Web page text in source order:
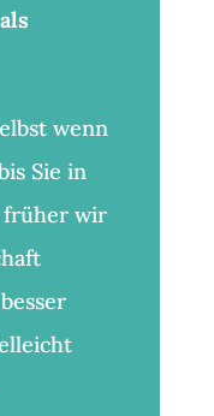
wenn
Sie in
früher wir